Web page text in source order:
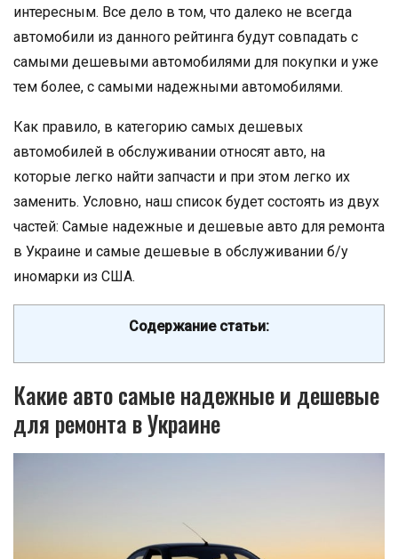
интересным. Все дело в том, что далеко не всегда
автомобили из данного рейтинга будут совпадать с
самыми дешевыми автомобилями для покупки и уже
тем более, с самыми надежными автомобилями.
Как правило, в категорию самых дешевых
автомобилей в обслуживании относят авто, на
которые легко найти запчасти и при этом легко их
заменить. Условно, наш список будет состоять из двух
частей: Самые надежные и дешевые авто для ремонта
в Украине и самые дешевые в обслуживании б/у
иномарки из США.
Содержание статьи:
Какие авто самые надежные и дешевые
для ремонта в Украине